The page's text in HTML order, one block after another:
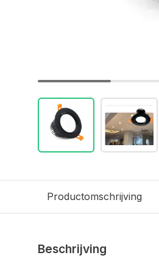
Productomschrijving
Beschrijving